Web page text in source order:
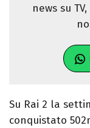
news su
Su Rai 2 la
conquistato